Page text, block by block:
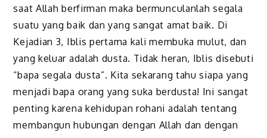
saat Allah berfirman maka bermunculanlah segala
suatu yang baik dan yang sangat amat baik. Di
Kejadian 3, Iblis pertama kali membuka mulut, dan
yang keluar adalah dusta. Tidak heran, Iblis disebuti
“bapa segala dusta”. Kita sekarang tahu siapa yang
menjadi bapa orang yang suka berdusta! Ini sangat
penting karena kehidupan rohani adalah tentang
membangun hubungan dengan Allah dan dengan